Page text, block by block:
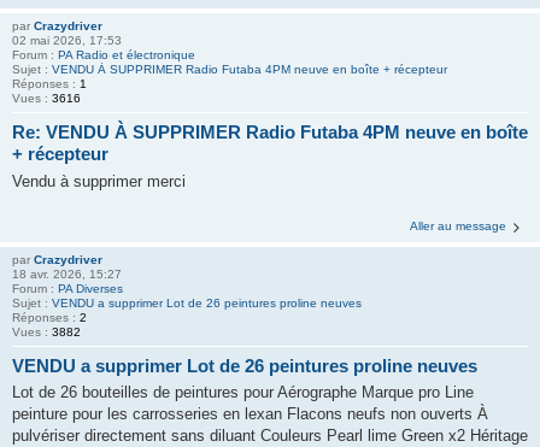
par Crazydriver
02 mai 2026, 17:53
Forum : PA Radio et électronique
Sujet : VENDU À SUPPRIMER Radio Futaba 4PM neuve en boîte + récepteur
Réponses : 1
Vues : 3616
Re: VENDU À SUPPRIMER Radio Futaba 4PM neuve en boîte
+ récepteur
Vendu à supprimer merci
Aller au message
par Crazydriver
18 avr. 2026, 15:27
Forum : PA Diverses
Sujet : VENDU a supprimer Lot de 26 peintures proline neuves
Réponses : 2
Vues : 3882
VENDU a supprimer Lot de 26 peintures proline neuves
Lot de 26 bouteilles de peintures pour Aérographe Marque pro Line
peinture pour les carrosseries en lexan Flacons neufs non ouverts À
pulvériser directement sans diluant Couleurs Pearl lime Green x2 Héritage